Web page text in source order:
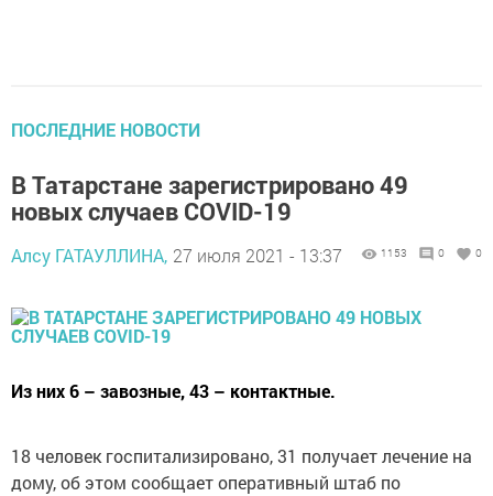
ПОСЛЕДНИЕ НОВОСТИ
В Татарстане зарегистрировано 49
новых случаев COVID-19
Алсу ГАТАУЛЛИНА, 27 июля 2021 - 13:37 1153 0 0
Из них 6 – завозные, 43 – контактные.
18 человек госпитализировано, 31 получает лечение на
дому, об этом сообщает оперативный штаб по